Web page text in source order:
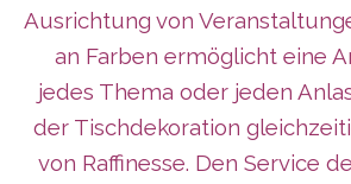
Ausrichtung von
an Farben ermöglicht eine
jedes Thema oder jeden
der Tischdekoration
von Raffinesse. Den Service